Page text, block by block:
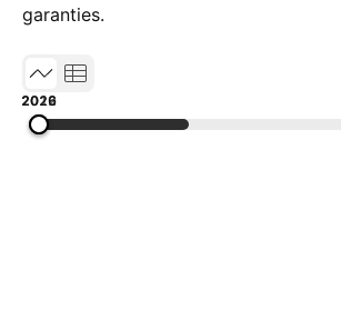
garanties.
2012
2019
2026